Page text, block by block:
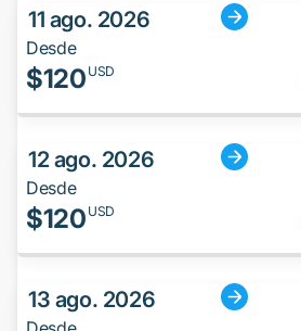
11 ago. 2026
Desde
$120 USD
12 ago. 2026
Desde
$120 USD
13 ago. 2026